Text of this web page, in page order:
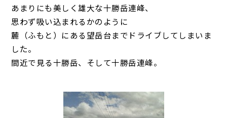
あまりにも美しく雄大な十勝岳連峰、
思わず吸い込まれるかのように
麓（ふもと）にある望岳台までドライブしてしまいま
した。
間近で見る十勝岳、そして十勝岳連峰。